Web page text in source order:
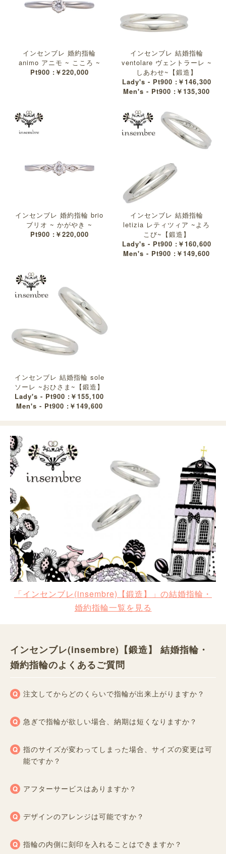
インセンブレ 婚約指輪
animo アニモ ~ こころ ~
Pt900 :￥220,000
インセンブレ 結婚指輪
ventolare ヴェントラーレ ~
しあわせ~【鍛造】
Lady's - Pt900 :￥146,300
Men's - Pt900 :￥135,300
インセンブレ 婚約指輪 brio
ブリオ ~ かがやき ~
Pt900 :￥220,000
インセンブレ 結婚指輪
letizia レティツィア ~よろ
こび~【鍛造】
Lady's - Pt900 :￥160,600
Men's - Pt900 :￥149,600
インセンブレ 結婚指輪 sole
ソーレ ~おひさま~【鍛造】
Lady's - Pt900 :￥155,100
Men's - Pt900 :￥149,600
「インセンブレ(insembre)【鍛造】」の結婚指輪・
婚約指輪一覧を見る
インセンブレ(insembre)【鍛造】 結婚指輪・
婚約指輪のよくあるご質問
注文してからどのくらいで指輪が出来上がりますか？
急ぎで指輪が欲しい場合、納期は短くなりますか？
指のサイズが変わってしまった場合、サイズの変更は可
能ですか？
アフターサービスはありますか？
デザインのアレンジは可能ですか？
指輪の内側に刻印を入れることはできますか？